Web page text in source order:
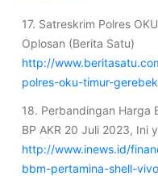
17. Satreskrim Polres
Oplosan (Berita Satu)
http://
polres-oku-timur-
18. Perbandingan Harga
BP AKR 20 Juli 2023, Ini
http://www.inews.id/
bbm-pertamina-shell-